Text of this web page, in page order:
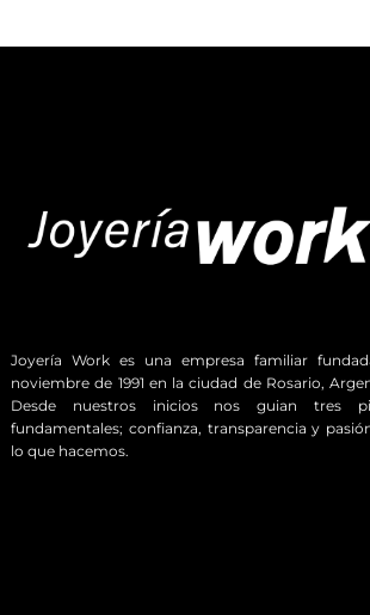
Joyería Work es una empresa familiar
noviembre de 1991 en la ciudad de Rosario,
Desde nuestros inicios nos guian tres
fundamentales; confianza, transparencia y
lo que hacemos.